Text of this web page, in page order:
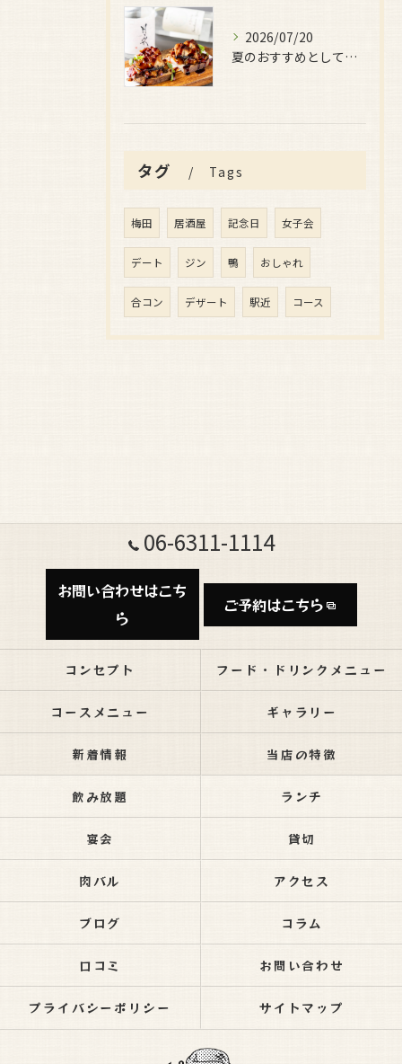
2026/07/20
夏のおすすめとしてぜひ味わっていただきたいのが、
タグ Tags
梅田 居酒屋 記念日 女子会
デート ジン 鴨 おしゃれ
合コン デザート 駅近 コース
06-6311-1114
お問い合わせはこち
ら
ご予約はこちら
コンセプト フード・ドリンクメニュー
コースメニュー ギャラリー
新着情報 当店の特徴
飲み放題 ランチ
宴会 貸切
肉バル アクセス
ブログ コラム
口コミ お問い合わせ
プライバシーポリシー サイトマップ